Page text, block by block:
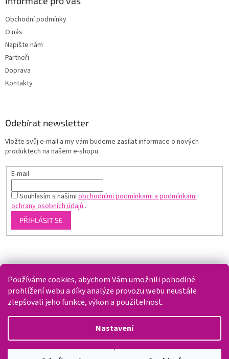
Používáme cookies, abychom Vám umožnili pohodlné
prohlížení webu a díky analýze provozu webu neustále
zlepšovali jeho funkce, výkon a použitelnost.
Nastavení
Obchodní podmínky
O nás
Napište nám
Partneři
Doprava
Kontakty
Odebírat newsletter
Vložte svůj e-mail a my vám budeme zasílat informace o nových
produktech na našem e-shopu.
E-mail
Souhlasím s našimiobchodními podmínkami a podmínkami
ochrany osobních údajů.
PŘIHLÁSIT SE
Copyright 2026Splaváček. Všechna práva vyhrazena.Upravit